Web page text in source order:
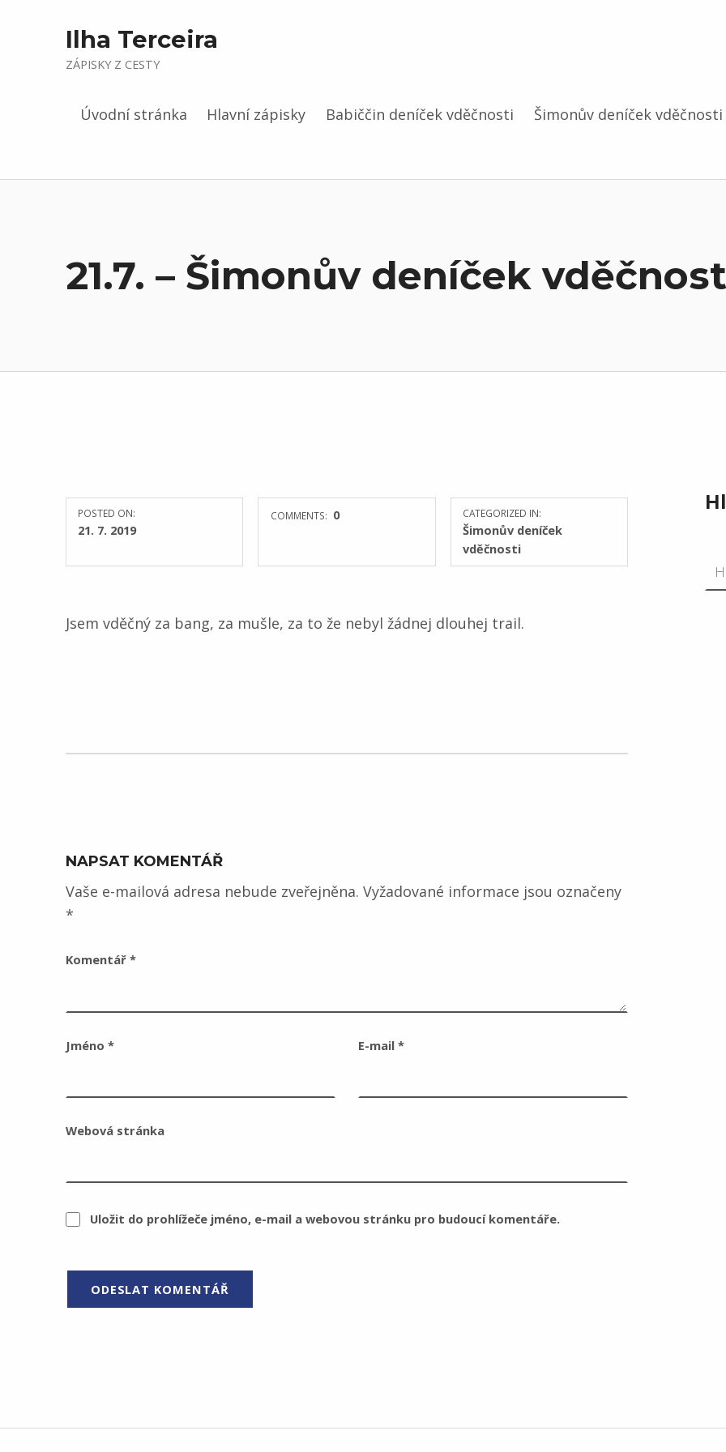
Ilha Terceira
ZÁPISKY Z CESTY
Úvodní stránka Hlavní zápisky Babiččin deníček vděčnosti Šimonův deníček vděčnosti
21.7. – Šimonův deníček
POSTED ON:
21. 7. 2019
COMMENTS: 0 CATEGORIZED IN:
Šimonův deníček
vděčnosti
Jsem vděčný za bang, za mušle, za to že nebyl žádnej dlouhej trail.
Skip back to main navigation
NAPSAT KOMENTÁŘ
Vaše e-mailová adresa nebude zveřejněna. Vyžadované informace jsou označeny
*
Komentář *
Jméno * E-mail *
Webová stránka
Uložit do prohlížeče jméno, e-mail a webovou stránku pro budoucí komentáře.
Navigace pro příspěvek